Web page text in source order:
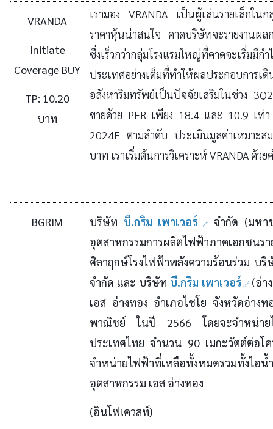
VRANDA
Initiate
Coverage BUY
TP: 10.20
บาท
เรามอง VRANDA เป็นผู้เล่นรายเล็กใน
ราคาหุ้นน่าสนใจ คาดบริษัทจะรายงานผล
ซึ่งเร็วกว่ากลุ่มโรงแรมใหญ่ที่คาดจะเริ่มมี
ประเทศอย่างเต็มที่ทำให้ผลประกอบการเ
อสังหาริมทรัพย์เป็นปัจจัยเสริมในช่วง
ขายด้วย PER เพียง 18.4 และ 10.9 เท่
2024F ตามลำดับ ประเมินมูลค่าเหมาะ
บาท เราเริ่มต้นการวิเคราะห์ VRANDA ด้ว
BGRIM บริษัท บี.กริม เพาเวอร์
จำกัด (มห
อุตสาหกรรมการผลิตไฟฟ้าภาคเอกชน
ศิลาฤกษ์โรงไฟฟ้าพลังความร้อนร่วม บริ
จำกัด และ บริษัท บี.กริม เพาเวอร์ (อ่า
เอส อ่างทอง อำเภอไชโย จังหวัดอ่างท
พาณิชย์ ในปี 2566 โดยจะจำหน่ายไ
ประเทศไทย จำนวน 90 เมกะวัตต์ต่อโ
จำหน่ายไฟฟ้าที่เหลือทั้งหมดรวมทั้งไอน้
อุตสาหกรรม เอส อ่างทอง
(อินโฟเควสท์)